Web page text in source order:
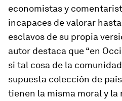
economistas y
incapaces de valorar
esclavos de su propia
autor destaca que “en
si tal cosa de la
supuesta colección de
tienen la misma moral y la